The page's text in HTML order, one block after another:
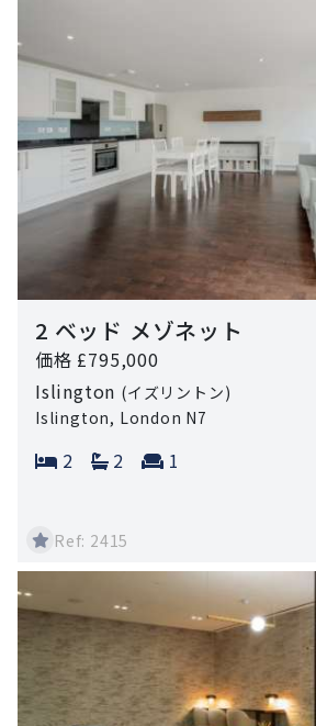
2 ベッド メゾネット
価格 £795,000
Islington (イズリントン)
Islington, London N7
Bedrooms:
2 Bathrooms:
2 Reception rooms:
1
Ref: 2415